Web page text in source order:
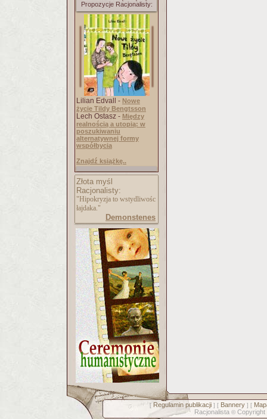
Propozycje Racjonalisty:
Lilian Edvall - Nowe
życie Tildy Bengtsson
Lech Ostasz - Między
realnością a utopią: w
poszukiwaniu
alternatywnej formy
współbycia
Znajdź książkę..
Złota myśl
Racjonalisty:
"Hipokryzja to wstydliwośc
łajdaka."
Demonstenes
[ Regulamin publikacji] [ Bannery] [
Racjonalista © Copyright